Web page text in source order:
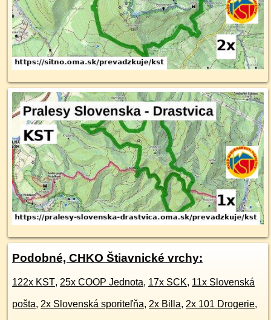
Podobné, CHKO Štiavnické vrchy:
122x KST, 25x COOP Jednota, 17x SCK, 11x Slovenská
pošta, 2x Slovenská sporiteľňa, 2x Billa, 2x 101 Drogerie,